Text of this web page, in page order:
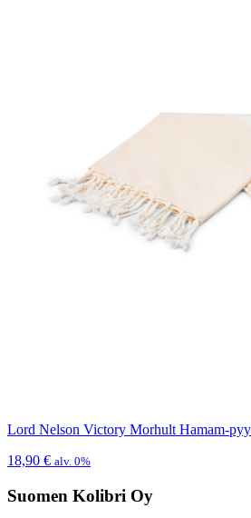
Lord Nelson Victory Morhult Hamam-
18,90 € alv. 0%
Suomen Kolibri Oy